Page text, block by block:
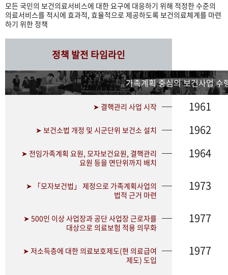
모든 국민의 보건의료서비스에 대한 요구에 대응하기 위해 적정한 수준의
의료서비스를 적시에 효과적, 효율적으로 제공하도록 보건의료체계를 마련
하기 위한 정책
정책 발전 타임라인
가족계획 중심의 보건사업 수
➤ 결핵관리 사업 시작 1961
➤ 보건소법 개정 및 시군단위 보건소 설치 1962
➤ 전임가족계획 요원, 모자보건요원, 결핵관리
요원 등을 면단위까지 배치
1964
➤ 「모자보건법」 제정으로 가족계획사업의
법적 근거 마련
1973
➤ 500인 이상 사업장과 공단 사업장 근로자를
대상으로 의료보험 적용 의무화
1977
➤ 저소득층에 대한 의료보호제도(현 의료급여
제도) 도입
1977